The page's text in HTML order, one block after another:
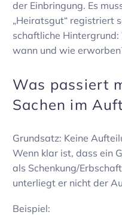
der Einbrin­gung. Es
„Heiratsgut“ regis­triert
schaft­liche
wann und wie
Was passiert
Sachen im
Grund­satz: Keine
Wenn klar ist, dass ein
als Schenkung/
unter­liegt er nicht der
Beispiel: